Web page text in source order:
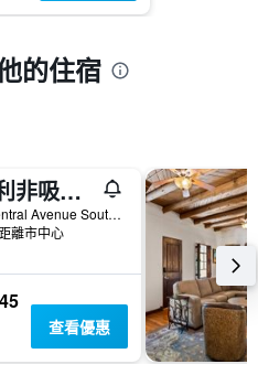
的住宿
蒙特利非吸煙者汽車旅館 - 阿爾布奎克
2402 Central Avenue Southwest, 阿布奎基, NM, 美國
離市中心
查看優惠